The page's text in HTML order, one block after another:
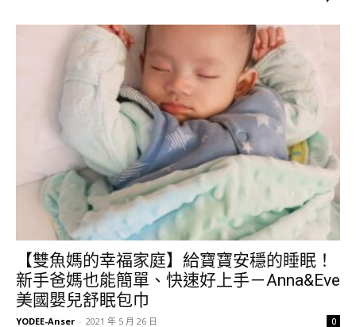
【雙魚媽的幸福家庭】給寶寶安穩的睡眠！
新手爸媽也能簡單、快速好上手－Anna&Eve
美國嬰兒舒眠包巾
YODEE-Anser - 2021 年 5 月 26 日 0